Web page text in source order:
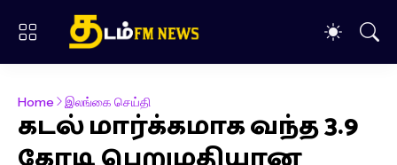
Home இலங்கை செய்தி
கடல் மார்க்கமாக வந்த 3.9